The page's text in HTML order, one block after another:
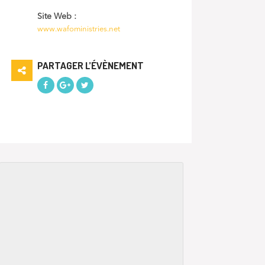
Site Web :
www.wafoministries.net
PARTAGER L’ÉVÈNEMENT